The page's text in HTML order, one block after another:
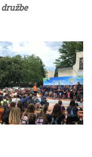
družbe